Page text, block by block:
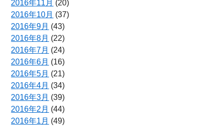
2016年11月 (20)
2016年10月 (37)
2016年9月 (43)
2016年8月 (22)
2016年7月 (24)
2016年6月 (16)
2016年5月 (21)
2016年4月 (34)
2016年3月 (39)
2016年2月 (44)
2016年1月 (49)